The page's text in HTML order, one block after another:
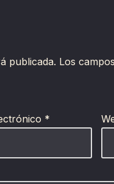
publicada. Los
*